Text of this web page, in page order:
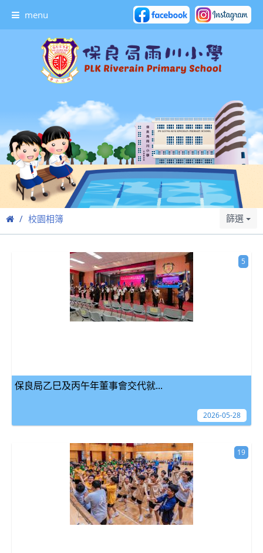
menu
校園相簿 篩選
保良局乙巳及丙午年董事會交代就...
5
2026-05-28
19